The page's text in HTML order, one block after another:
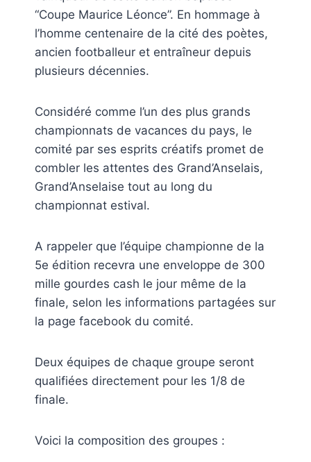
“Coupe Maurice Léonce”. En hommage à
l’homme centenaire de la cité des poètes,
ancien footballeur et entraîneur depuis
plusieurs décennies.
Considéré comme l’un des plus grands
championnats de vacances du pays, le
comité par ses esprits créatifs promet de
combler les attentes des Grand’Anselais,
Grand’Anselaise tout au long du
championnat estival.
A rappeler que l’équipe championne de la
5e édition recevra une enveloppe de 300
mille gourdes cash le jour même de la
finale, selon les informations partagées sur
la page facebook du comité.
Deux équipes de chaque groupe seront
qualifiées directement pour les 1/8 de
finale.
Voici la composition des groupes :